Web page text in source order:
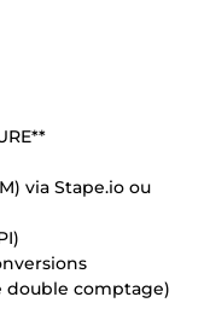
via Stape.io ou
double comptage)